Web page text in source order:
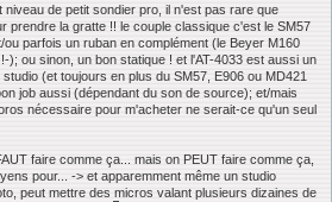
niveau de petit sondier pro, il n'est pas rare que
prendre la gratte !! le couple classique c'est le SM57
parfois un ruban en complément (le Beyer M160
); ou sinon, un bon statique ! et l'AT-4033 est aussi un
(et toujours en plus du SM57, E906 ou MD421
job aussi (dépendant du son de source); et/mais
nécessaire pour m'acheter ne serait-ce qu'un seul
faire comme ça... mais on PEUT faire comme ça,
pour... -> et apparemment même un studio
peut mettre des micros valant plusieurs dizaines de